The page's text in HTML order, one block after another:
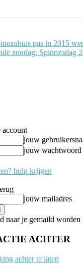
pas in 2015
zondag: Spinozadag
jouw
jouw wachtwoord
hulp krijgen
jouw mailadres
naar je gemaild worden
ACHTER
achter te laten